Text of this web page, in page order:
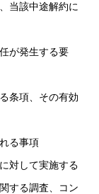
当該中途解約に
が発生する要
条項、その有効
る事項
対して実施する
する調査、コン